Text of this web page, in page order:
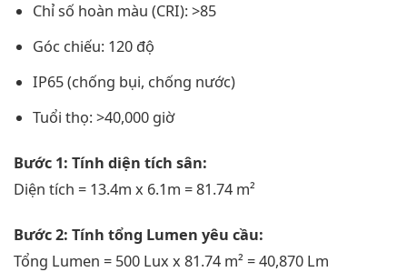
Chỉ số hoàn màu (CRI): >85
Góc chiếu: 120 độ
IP65 (chống bụi, chống nước)
Tuổi thọ: >40,000 giờ
Bước 1: Tính diện tích sân:
Diện tích = 13.4m x 6.1m = 81.74 m²
Bước 2: Tính tổng Lumen yêu cầu:
Tổng Lumen = 500 Lux x 81.74 m² = 40,870 Lm